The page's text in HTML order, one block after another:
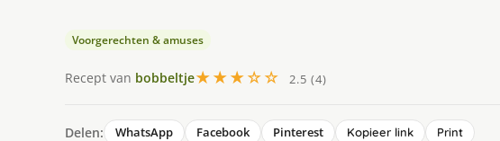
Voorgerechten & amuses
Recept van bobbeltje★★★☆☆ 2.5 (4)
Delen: WhatsApp Facebook Pinterest Kopieer link Print